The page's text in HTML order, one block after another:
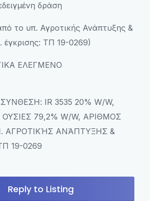
δράση
το υπ. Αγροτικής Ανάπτυξης &
έγκρισης: ΤΠ 19-0269)
ΕΛΕΓΜΕΝΟ
IR 3535 20% W/W,
79,2% W/W, ΑΡΙΘΜΟΣ
ΑΓΡΟΤΙΚΉΣ ΑΝΆΠΤΥΞΗΣ &
19-0269
Reply to Listing